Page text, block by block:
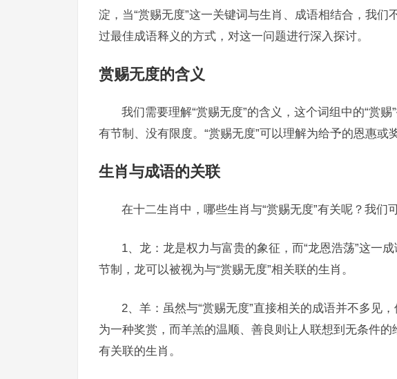
淀，当“赏赐无度”这一关键词与生肖、成语相结合，我
过最佳成语释义的方式，对这一问题进行深入探讨。
赏赐无度的含义
我们需要理解“赏赐无度”的含义，这个词组中的“赏
有节制、没有限度。“赏赐无度”可以理解为给予的恩惠或
生肖与成语的关联
在十二生肖中，哪些生肖与“赏赐无度”有关呢？我们
1、龙：龙是权力与富贵的象征，而“龙恩浩荡”这一
节制，龙可以被视为与“赏赐无度”相关联的生肖。
2、羊：虽然与“赏赐无度”直接相关的成语并不多见
为一种奖赏，而羊羔的温顺、善良则让人联想到无条件的
有关联的生肖。